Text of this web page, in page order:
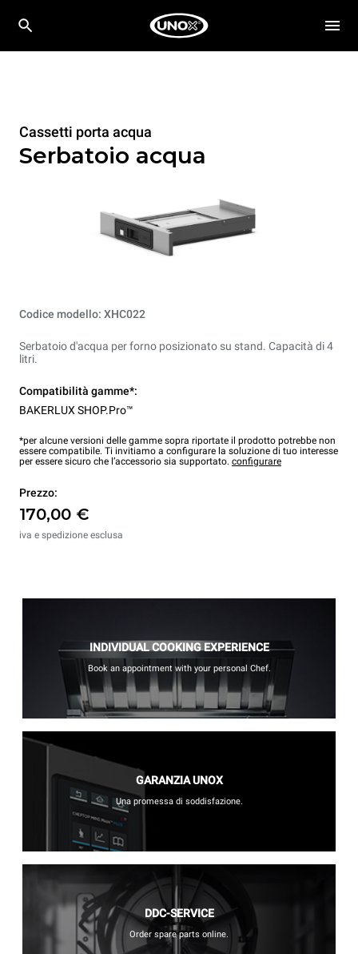
Cassetti porta acqua
Serbatoio acqua
Codice modello: XHC022
Serbatoio d'acqua per forno posizionato su stand. Capacità di 4
litri.
Compatibilità gamme*:
BAKERLUX SHOP.Pro™
*per alcune versioni delle gamme sopra riportate il prodotto potrebbe non
essere compatibile. Ti invitiamo a configurare la soluzione di tuo interesse
per essere sicuro che l’accessorio sia supportato. configurare
Prezzo:
170,00 €
iva e spedizione esclusa
INDIVIDUAL COOKING EXPERIENCE
Book an appointment with your personal Chef.
GARANZIA UNOX
Una promessa di soddisfazione.
DDC-SERVICE
Order spare parts online.